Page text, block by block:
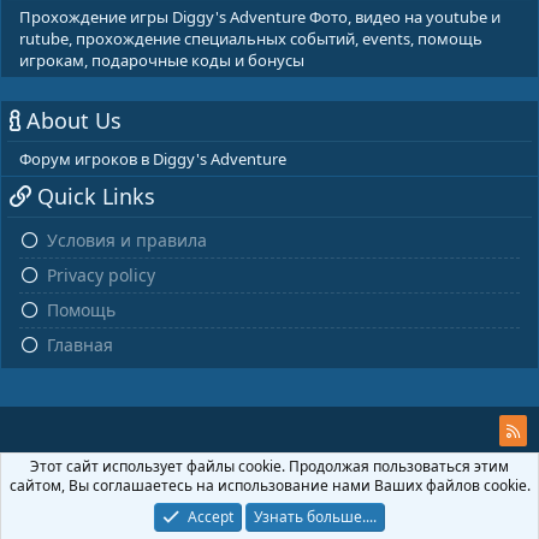
Прохождение игры Diggy's Adventure Фото, видео на youtube и
rutube, прохождение специальных событий, events, помощь
игрокам, подарочные коды и бонусы
About Us
Форум игроков в Diggy's Adventure
Quick Links
Условия и правила
Privacy policy
Помощь
Главная
Этот сайт использует файлы cookie. Продолжая пользоваться этим
сайтом, Вы соглашаетесь на использование нами Ваших файлов cookie.
Accept
Узнать больше....